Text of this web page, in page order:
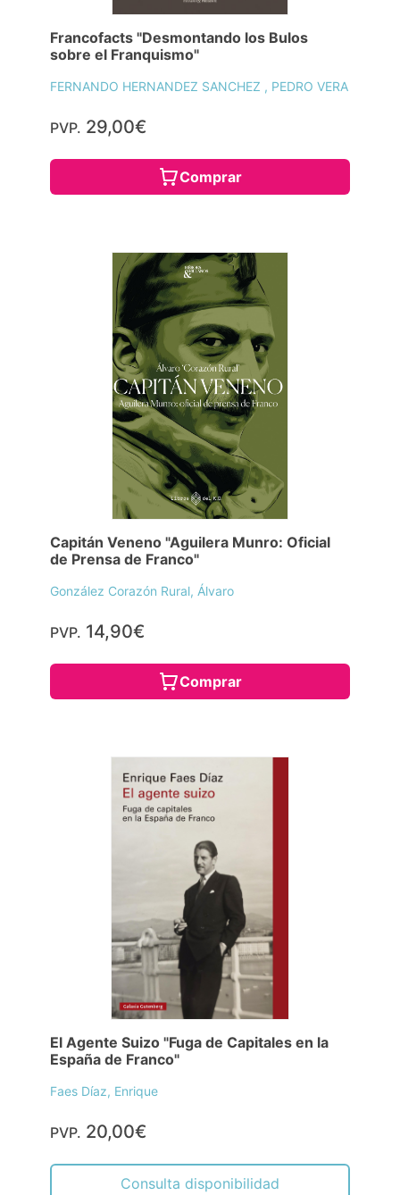
Francofacts "Desmontando los Bulos
sobre el Franquismo"
FERNANDO HERNANDEZ SANCHEZ , PEDRO VERA
PVP. 29,00€
Comprar
Capitán Veneno "Aguilera Munro: Oficial
de Prensa de Franco"
González Corazón Rural, Álvaro
PVP. 14,90€
Comprar
El Agente Suizo "Fuga de Capitales en la
España de Franco"
Faes Díaz, Enrique
PVP. 20,00€
Consulta disponibilidad